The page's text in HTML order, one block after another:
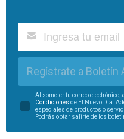
Regístrate a Boletín
Al someter tu correo electrónico,
Condiciones de El Nuevo Día.
especiales de productos o
Podrás optar salirte de los